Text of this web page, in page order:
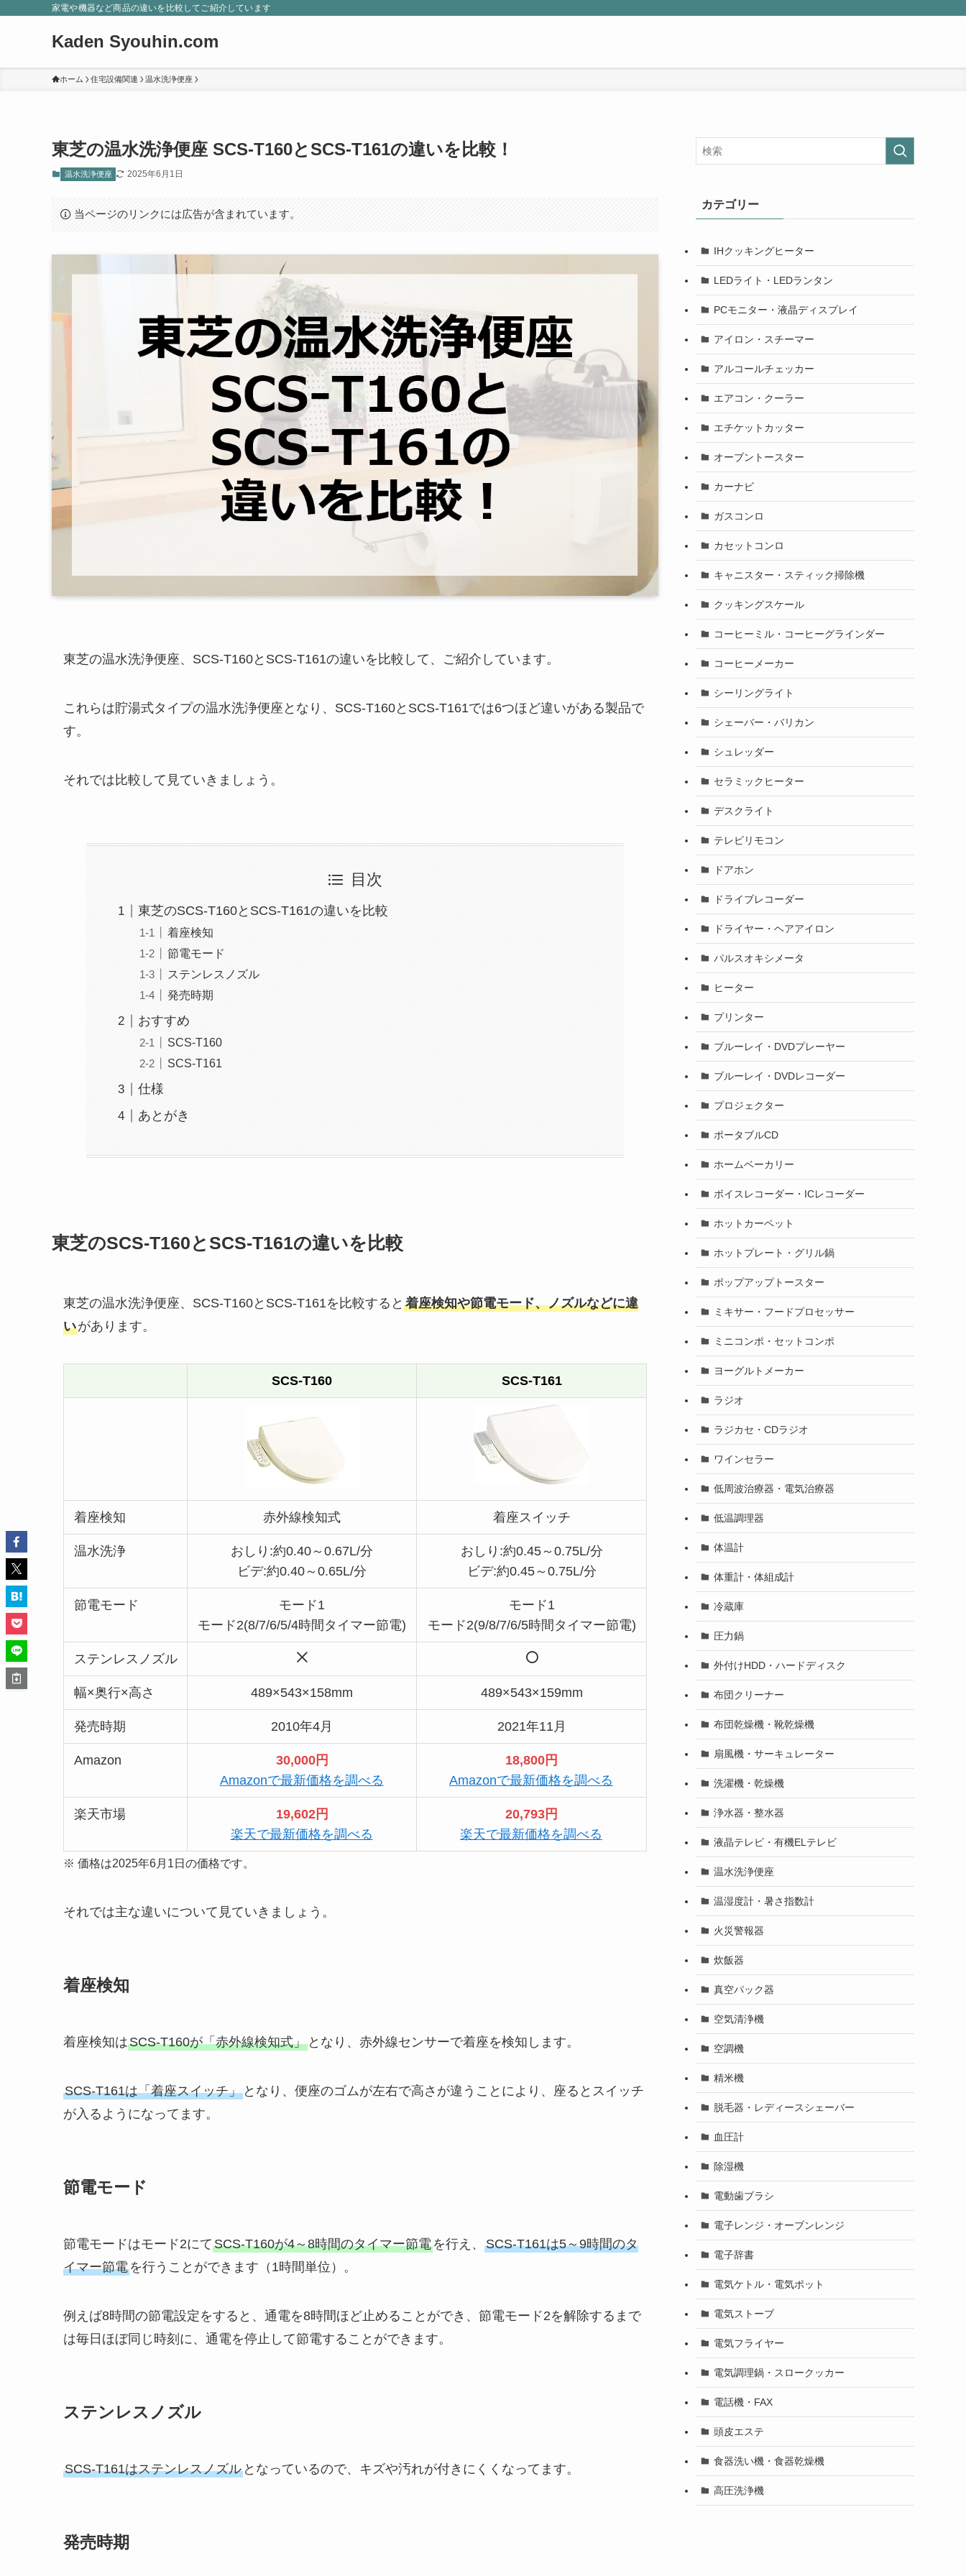
家電や機器など商品の違いを比較してご紹介しています
Kaden Syouhin.com
ホーム 住宅設備関連 温水洗浄便座
東芝の温水洗浄便座 SCS-T160とSCS-T161の違いを比較！
温水洗浄便座 2025年6月1日
当ページのリンクには広告が含まれています。
東芝の温水洗浄便座、SCS-T160とSCS-T161の違いを比較して、ご紹介しています。
これらは貯湯式タイプの温水洗浄便座となり、SCS-T160とSCS-T161では6つほど違いがある製品で
す。
それでは比較して見ていきましょう。
目次
東芝のSCS-T160とSCS-T161の違いを比較
着座検知
節電モード
ステンレスノズル
発売時期
おすすめ
SCS-T160
SCS-T161
仕様
あとがき
東芝のSCS-T160とSCS-T161の違いを比較
東芝の温水洗浄便座、SCS-T160とSCS-T161を比較すると 着座検知や節電モード、ノズルなどに違
いがあります。
SCS-T160 SCS-T161
着座検知 赤外線検知式 着座スイッチ
温水洗浄
おしり:約0.40～0.67L/分
ビデ:約0.40～0.65L/分
おしり:約0.45～0.75L/分
ビデ:約0.45～0.75L/分
節電モード
モード1
モード2(8/7/6/5/4時間タイマー節電)
モード1
モード2(9/8/7/6/5時間タイマー節電)
ステンレスノズル
幅×奥行×高さ 489×543×158mm 489×543×159mm
発売時期 2010年4月 2021年11月
Amazon
30,000円
Amazonで最新価格を調べる
18,800円
Amazonで最新価格を調べる
楽天市場
19,602円
楽天で最新価格を調べる
20,793円
楽天で最新価格を調べる
※ 価格は2025年6月1日の価格です。
それでは主な違いについて見ていきましょう。
着座検知
着座検知はSCS-T160が「赤外線検知式」 となり、赤外線センサーで着座を検知します。
SCS-T161は「着座スイッチ」 となり、便座のゴムが左右で高さが違うことにより、座るとスイッチ
が入るようになってます。
節電モード
節電モードはモード2にて SCS-T160が4～8時間のタイマー節電 を行え、 SCS-T161は5～9時間のタ
イマー節電 を行うことができます（1時間単位）。
例えば8時間の節電設定をすると、通電を8時間ほど止めることができ、節電モード2を解除するまで
は毎日ほぼ同じ時刻に、通電を停止して節電することができます。
ステンレスノズル
SCS-T161はステンレスノズル となっているので、キズや汚れが付きにくくなってます。
発売時期
カテゴリー
IHクッキングヒーター
LEDライト・LEDランタン
PCモニター・液晶ディスプレイ
アイロン・スチーマー
アルコールチェッカー
エアコン・クーラー
エチケットカッター
オーブントースター
カーナビ
ガスコンロ
カセットコンロ
キャニスター・スティック掃除機
クッキングスケール
コーヒーミル・コーヒーグラインダー
コーヒーメーカー
シーリングライト
シェーバー・バリカン
シュレッダー
セラミックヒーター
デスクライト
テレビリモコン
ドアホン
ドライブレコーダー
ドライヤー・ヘアアイロン
パルスオキシメータ
ヒーター
プリンター
ブルーレイ・DVDプレーヤー
ブルーレイ・DVDレコーダー
プロジェクター
ポータブルCD
ホームベーカリー
ボイスレコーダー・ICレコーダー
ホットカーペット
ホットプレート・グリル鍋
ポップアップトースター
ミキサー・フードプロセッサー
ミニコンポ・セットコンポ
ヨーグルトメーカー
ラジオ
ラジカセ・CDラジオ
ワインセラー
低周波治療器・電気治療器
低温調理器
体温計
体重計・体組成計
冷蔵庫
圧力鍋
外付けHDD・ハードディスク
布団クリーナー
布団乾燥機・靴乾燥機
扇風機・サーキュレーター
洗濯機・乾燥機
浄水器・整水器
液晶テレビ・有機ELテレビ
温水洗浄便座
温湿度計・暑さ指数計
火災警報器
炊飯器
真空パック器
空気清浄機
空調機
精米機
脱毛器・レディースシェーバー
血圧計
除湿機
電動歯ブラシ
電子レンジ・オーブンレンジ
電子辞書
電気ケトル・電気ポット
電気ストーブ
電気フライヤー
電気調理鍋・スロークッカー
電話機・FAX
頭皮エステ
食器洗い機・食器乾燥機
高圧洗浄機